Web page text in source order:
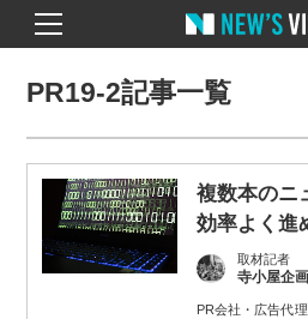
PR19-2記事一覧
複数本のニ
効率よく進
取材記者
寺小屋企画
PR会社・広告代